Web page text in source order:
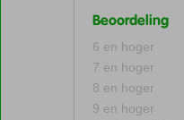
Beoordeling
6 en hoger
7 en hoger
8 en hoger
9 en hoger